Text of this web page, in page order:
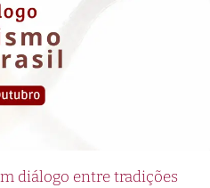
diálogo entre tradições